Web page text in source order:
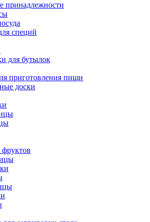
принадлежности
специй
для бутылок
приготовления пищи
доски